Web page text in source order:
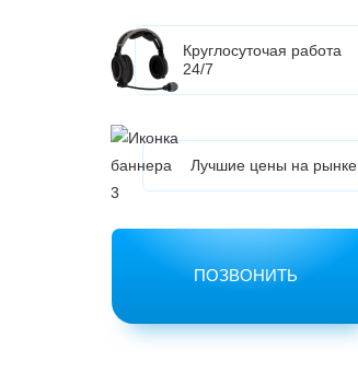
Круглосуточая работа
24/7
Лучшие цены на рынке
ПОЗВОНИТЬ